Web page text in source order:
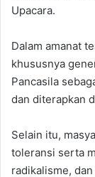
Upacara.
‎Dalam amanat
khususnya
Pancasila
dan diterapkan
‎Selain itu,
toleransi serta
radikalisme,